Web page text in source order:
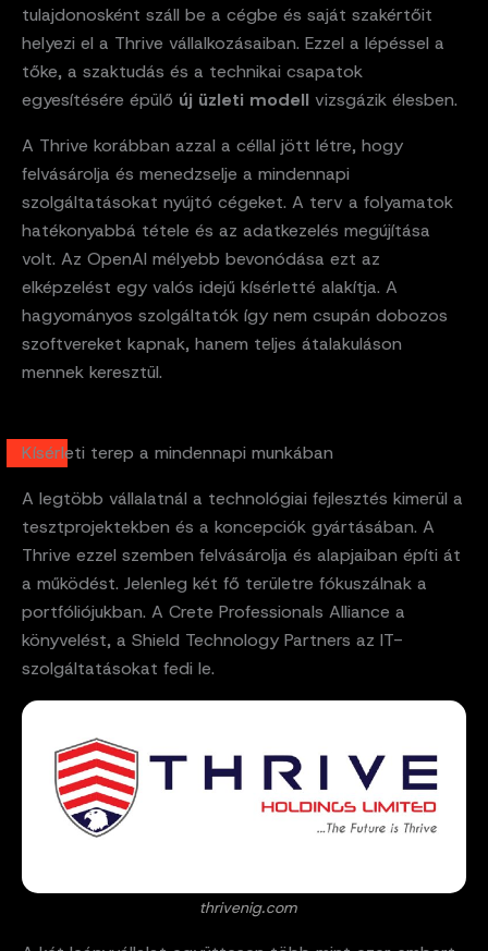
tulajdonosként száll be a cégbe és saját szakértőit
helyezi el a Thrive vállalkozásaiban. Ezzel a lépéssel a
tőke, a szaktudás és a technikai csapatok
egyesítésére épülő új üzleti modell vizsgázik élesben.
A Thrive korábban azzal a céllal jött létre, hogy
felvásárolja és menedzselje a mindennapi
szolgáltatásokat nyújtó cégeket. A terv a folyamatok
hatékonyabbá tétele és az adatkezelés megújítása
volt. Az OpenAI mélyebb bevonódása ezt az
elképzelést egy valós idejű kísérletté alakítja. A
hagyományos szolgáltatók így nem csupán dobozos
szoftvereket kapnak, hanem teljes átalakuláson
mennek keresztül.
Kísérleti terep a mindennapi munkában
A legtöbb vállalatnál a technológiai fejlesztés kimerül a
tesztprojektekben és a koncepciók gyártásában. A
Thrive ezzel szemben felvásárolja és alapjaiban építi át
a működést. Jelenleg két fő területre fókuszálnak a
portfóliójukban. A Crete Professionals Alliance a
könyvelést, a Shield Technology Partners az IT-
szolgáltatásokat fedi le.
thrivenig.com